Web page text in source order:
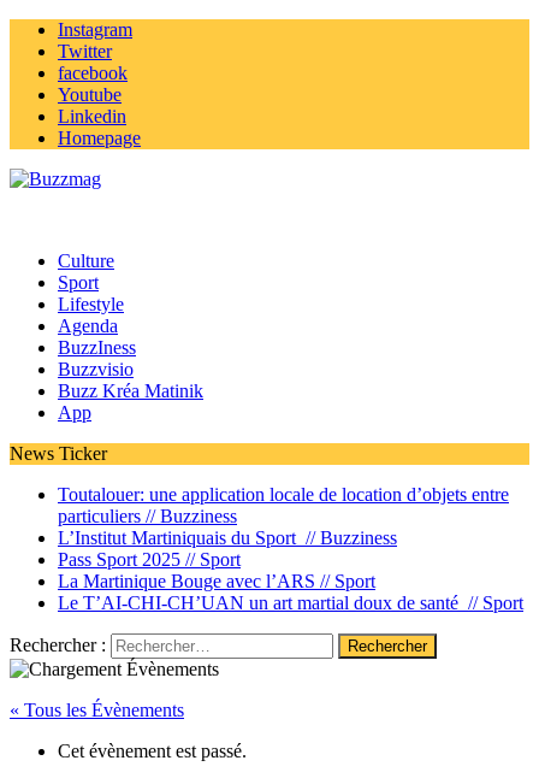
Instagram
Twitter
facebook
Youtube
Linkedin
Homepage
Culture
Sport
Lifestyle
Agenda
BuzzIness
Buzzvisio
Buzz Kréa Matinik
App
News Ticker
Toutalouer: une application locale de location d’objets entre
particuliers //Buzziness
L’Institut Martiniquais du Sport //Buzziness
Pass Sport 2025 // Sport
La Martinique Bouge avec l’ARS // Sport
Le T’AI-CHI-CH’UAN un art martial doux de santé // Sport
Rechercher :
« Tous les Évènements
Cet évènement est passé.